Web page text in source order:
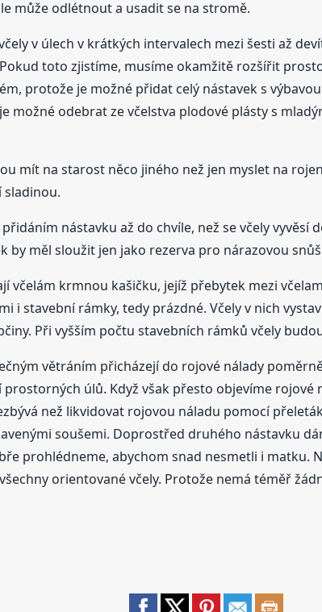
může odlétnout a usadit se na stromě.
v úlech v krátkých intervalech mezi šesti až
toto zjistíme, musíme okamžitě rozšířit
protože je možné přidat celý nástavek s
možné odebrat ze včelstva plodové plásty s
mít na starost něco jiného než jen myslet na
sladinou.
nástavku až do chvíle, než se včely
měl sloužit jen jako rezerva pro nárazovou
včelám krmnou kašičku, jejíž přebytek mezi
i stavební rámky, tedy prázdné. Včely v nich
Při vyšším počtu stavebních rámků včely
větráním přicházejí do rojové nálady
úlů. Když však přesto objevíme
než likvidovat rojovou náladu pomocí
soušemi. Doprostřed druhého nástavku
prohlédneme, abychom snad nesmetli i matku.
orientované včely. Protože nemá téměř